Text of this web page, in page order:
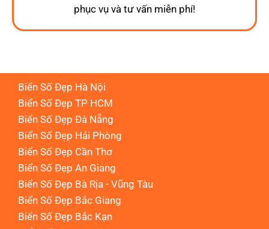
phục vụ và tư vấn miễn phí!
Biển Số Đẹp Hà Nội
Biển Số Đẹp TP HCM
Biển Số Đẹp Đà Nẵng
Biển Số Đẹp Hải Phòng
Biển Số Đẹp Cần Thơ
Biển Số Đẹp An Giang
Biển Số Đẹp Bà Rịa - Vũng Tàu
Biển Số Đẹp Bắc Giang
Biển Số Đẹp Bắc Kạn